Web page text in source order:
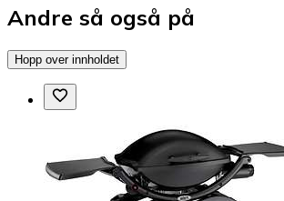
Andre så også på
Hopp over innholdet